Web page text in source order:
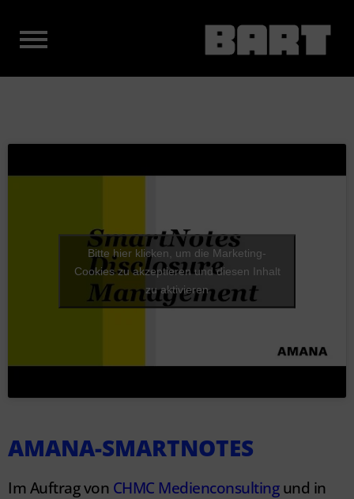
Bitte hier klicken, um die Marketing-
Cookies zu akzeptieren und diesen Inhalt
zu aktivieren
AMANA-SMARTNOTES
Im Auftrag von CHMC Medienconsultingund in